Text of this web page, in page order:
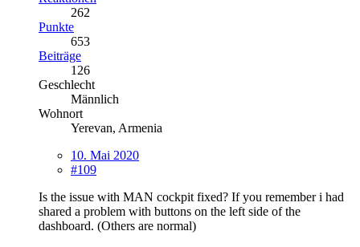
262
Punkte
653
Beiträge
126
Geschlecht
Männlich
Wohnort
Yerevan, Armenia
10. Mai 2020
#109
Is the issue with MAN cockpit fixed? If you remember i had
shared a problem with buttons on the left side of the
dashboard. (Others are normal)